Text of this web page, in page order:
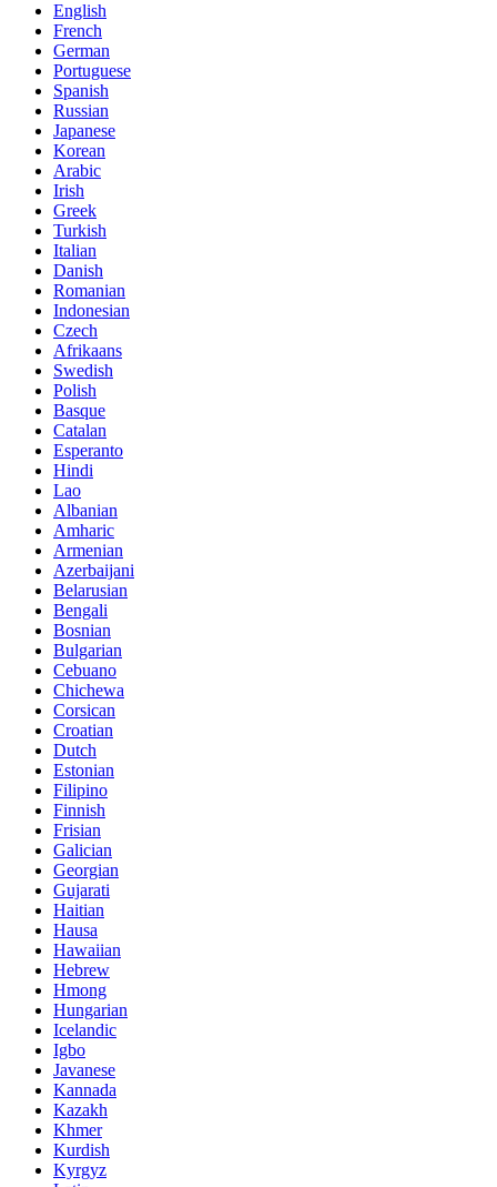
English
French
German
Portuguese
Spanish
Russian
Japanese
Korean
Arabic
Irish
Greek
Turkish
Italian
Danish
Romanian
Indonesian
Czech
Afrikaans
Swedish
Polish
Basque
Catalan
Esperanto
Hindi
Lao
Albanian
Amharic
Armenian
Azerbaijani
Belarusian
Bengali
Bosnian
Bulgarian
Cebuano
Chichewa
Corsican
Croatian
Dutch
Estonian
Filipino
Finnish
Frisian
Galician
Georgian
Gujarati
Haitian
Hausa
Hawaiian
Hebrew
Hmong
Hungarian
Icelandic
Igbo
Javanese
Kannada
Kazakh
Khmer
Kurdish
Kyrgyz